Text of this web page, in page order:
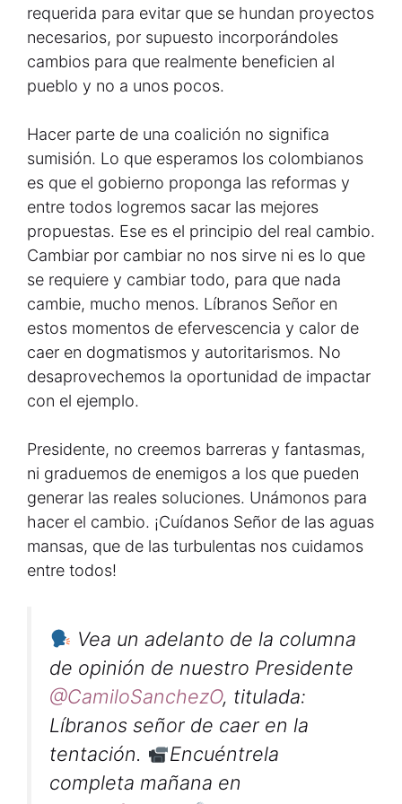
requerida para evitar que se hundan proyectos
necesarios, por supuesto incorporándoles
cambios para que realmente beneficien al
pueblo y no a unos pocos.
Hacer parte de una coalición no significa
sumisión. Lo que esperamos los colombianos
es que el gobierno proponga las reformas y
entre todos logremos sacar las mejores
propuestas. Ese es el principio del real cambio.
Cambiar por cambiar no nos sirve ni es lo que
se requiere y cambiar todo, para que nada
cambie, mucho menos. Líbranos Señor en
estos momentos de efervescencia y calor de
caer en dogmatismos y autoritarismos. No
desaprovechemos la oportunidad de impactar
con el ejemplo.
Presidente, no creemos barreras y fantasmas,
ni graduemos de enemigos a los que pueden
generar las reales soluciones. Unámonos para
hacer el cambio. ¡Cuídanos Señor de las aguas
mansas, que de las turbulentas nos cuidamos
entre todos!
Vea un adelanto de la columna
de opinión de nuestro Presidente
@CamiloSanchezO, titulada:
Líbranos señor de caer en la
tentación.
Encuéntrela
completa mañana en